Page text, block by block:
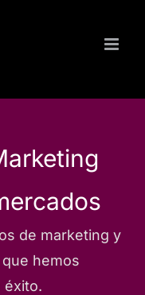
de marketing y
hemos
éxito.